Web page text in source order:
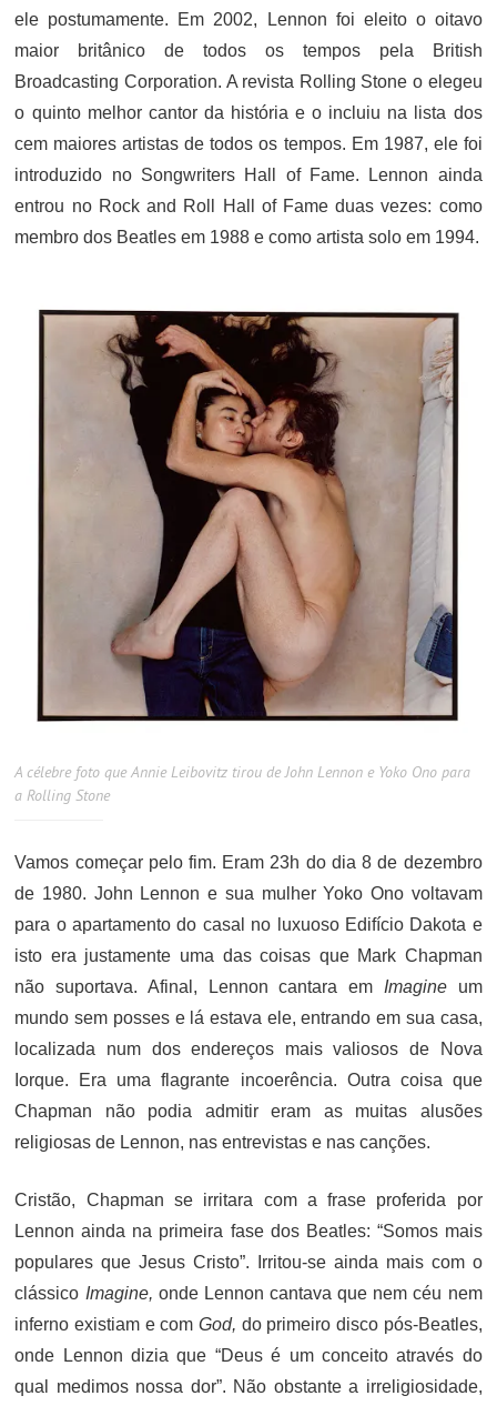
ele postumamente. Em 2002, Lennon foi eleito o oitavo
maior britânico de todos os tempos pela British
Broadcasting Corporation. A revista Rolling Stone o elegeu
o quinto melhor cantor da história e o incluiu na lista dos
cem maiores artistas de todos os tempos. Em 1987, ele foi
introduzido no Songwriters Hall of Fame. Lennon ainda
entrou no Rock and Roll Hall of Fame duas vezes: como
membro dos Beatles em 1988 e como artista solo em 1994.
A célebre foto que Annie Leibovitz tirou de John Lennon e Yoko Ono para
a Rolling Stone
Vamos começar pelo fim. Eram 23h do dia 8 de dezembro
de 1980. John Lennon e sua mulher Yoko Ono voltavam
para o apartamento do casal no luxuoso Edifício Dakota e
isto era justamente uma das coisas que Mark Chapman
não suportava. Afinal, Lennon cantara em Imagineum
mundo sem posses e lá estava ele, entrando em sua casa,
localizada num dos endereços mais valiosos de Nova
Iorque. Era uma flagrante incoerência. Outra coisa que
Chapman não podia admitir eram as muitas alusões
religiosas de Lennon, nas entrevistas e nas canções.
Cristão, Chapman se irritara com a frase proferida por
Lennon ainda na primeira fase dos Beatles: “Somos mais
populares que Jesus Cristo”. Irritou-se ainda mais com o
clássico Imagine, onde Lennon cantava que nem céu nem
inferno existiam e com God, do primeiro disco pós-Beatles,
onde Lennon dizia que “Deus é um conceito através do
qual medimos nossa dor”. Não obstante a irreligiosidade,